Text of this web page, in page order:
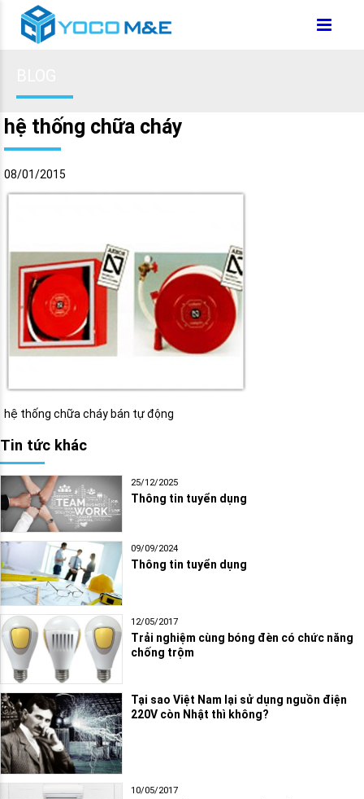
hệ thống chữa cháy
08/01/2015
hệ thống chữa cháy bán tự động
Tin tức khác
25/12/2025
Thông tin tuyển dụng
09/09/2024
Thông tin tuyển dụng
12/05/2017
Trải nghiệm cùng bóng đèn có chức năng
chống trộm
Tại sao Việt Nam lại sử dụng nguồn điện
220V còn Nhật thì không?
10/05/2017